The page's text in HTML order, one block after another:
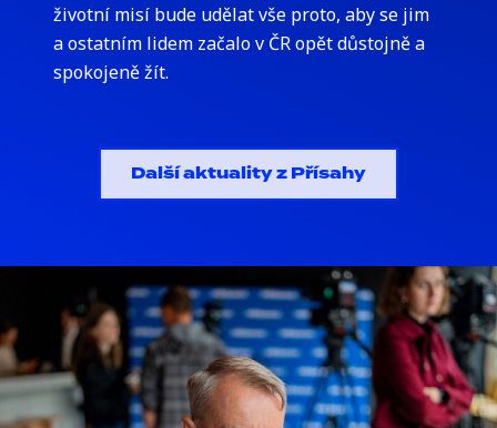
životní misí bude udělat vše proto, aby se jim
a ostatním lidem začalo v ČR opět důstojně a
spokojeně žít.
Další aktuality z Přísahy